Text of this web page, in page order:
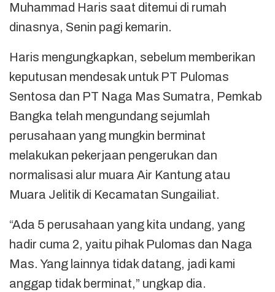
Muhammad Haris saat ditemui di rumah
dinasnya, Senin pagi kemarin.
Haris mengungkapkan, sebelum memberikan
keputusan mendesak untuk PT Pulomas
Sentosa dan PT Naga Mas Sumatra, Pemkab
Bangka telah mengundang sejumlah
perusahaan yang mungkin berminat
melakukan pekerjaan pengerukan dan
normalisasi alur muara Air Kantung atau
Muara Jelitik di Kecamatan Sungailiat.
“Ada 5 perusahaan yang kita undang, yang
hadir cuma 2, yaitu pihak Pulomas dan Naga
Mas. Yang lainnya tidak datang, jadi kami
anggap tidak berminat,” ungkap dia.